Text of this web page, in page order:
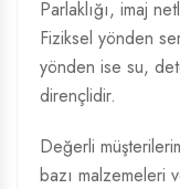
Parlaklığı, imaj
Fiziksel yönden
yönden ise su,
dirençlidir.
Değerli
bazı malzemeleri